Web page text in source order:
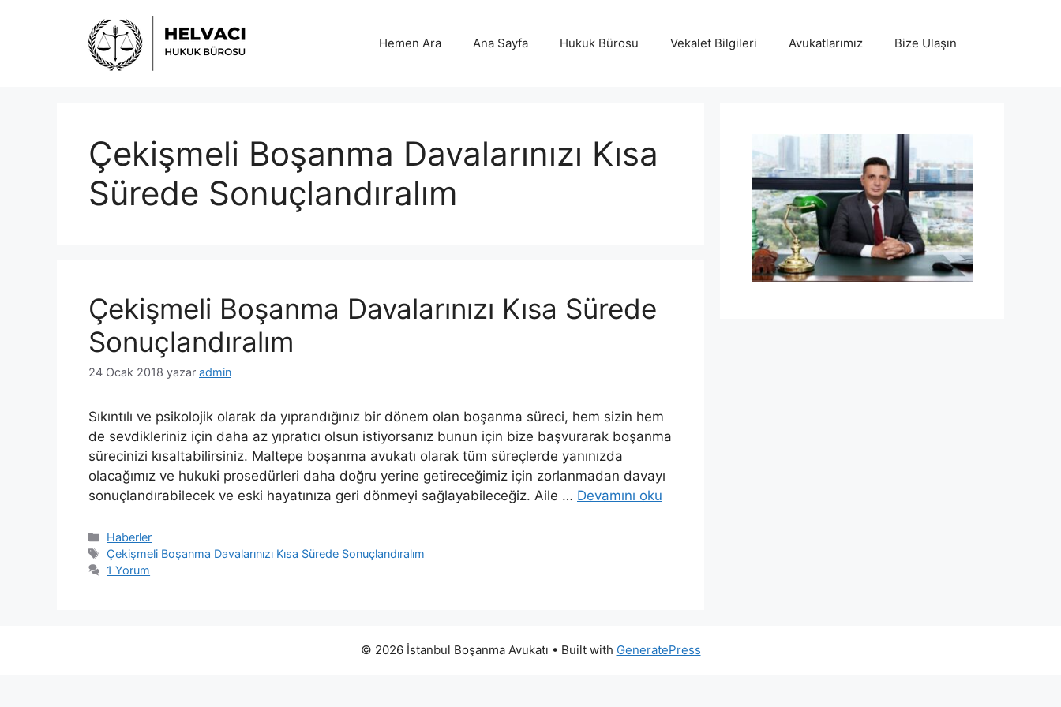
Hemen Ara Ana Sayfa Hukuk Bürosu Vekalet Bilgileri Avukatlarımız Bize Ulaşın
Çekişmeli Boşanma Davalarınızı Kısa
Sürede Sonuçlandıralım
Çekişmeli Boşanma Davalarınızı Kısa Sürede
Sonuçlandıralım
24 Ocak 2018 yazar admin
Sıkıntılı ve psikolojik olarak da yıprandığınız bir dönem olan boşanma süreci, hem sizin hem
de sevdikleriniz için daha az yıpratıcı olsun istiyorsanız bunun için bize başvurarak boşanma
sürecinizi kısaltabilirsiniz. Maltepe boşanma avukatı olarak tüm süreçlerde yanınızda
olacağımız ve hukuki prosedürleri daha doğru yerine getireceğimiz için zorlanmadan davayı
sonuçlandırabilecek ve eski hayatınıza geri dönmeyi sağlayabileceğiz. Aile … Devamını oku
Kategoriler
Haberler
Etiketler
Çekişmeli Boşanma Davalarınızı Kısa Sürede Sonuçlandıralım
1 Yorum
© 2026 İstanbul Boşanma Avukatı • Built with GeneratePress